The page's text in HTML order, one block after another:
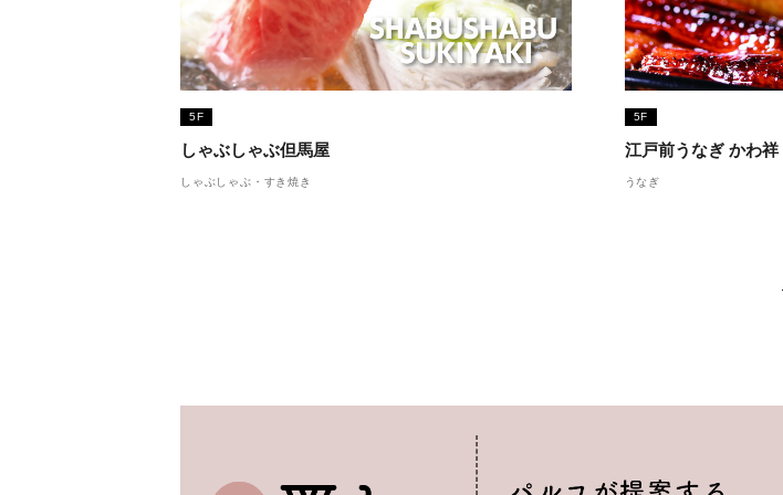
5F
しゃぶしゃぶ但馬屋
しゃぶしゃぶ・すき焼き
5F
江戸前うなぎ かわ祥
うなぎ